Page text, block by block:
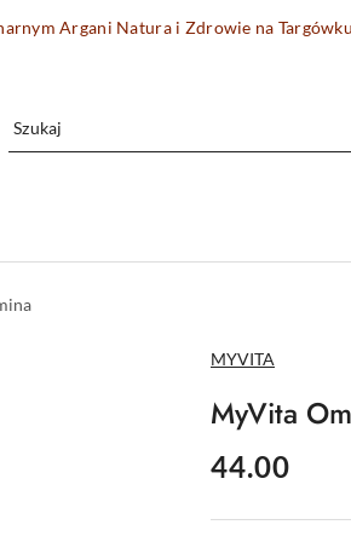
Argani Natura i Zdrowie na
NAZWA
PRODUCENTA:
MYVITA
MyVita
cena:
44.00